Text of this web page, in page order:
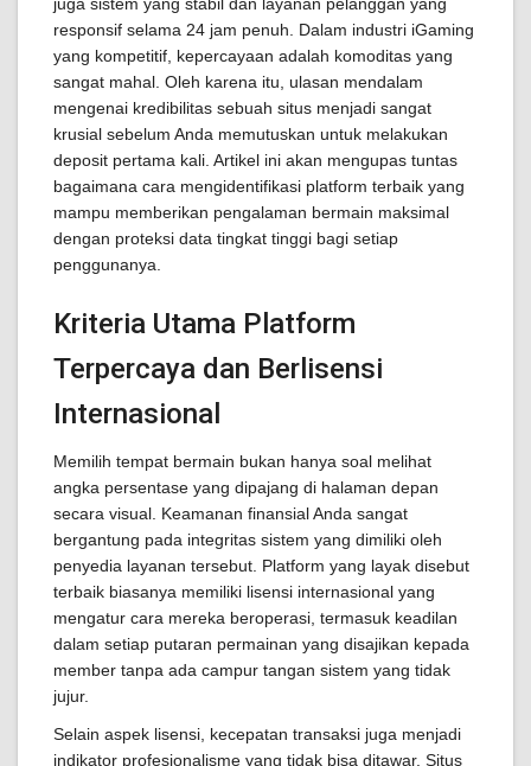
responsif selama 24 jam penuh. Dalam industri iGaming
yang kompetitif, kepercayaan adalah komoditas yang
sangat mahal. Oleh karena itu, ulasan mendalam
mengenai kredibilitas sebuah situs menjadi sangat
krusial sebelum Anda memutuskan untuk melakukan
deposit pertama kali. Artikel ini akan mengupas tuntas
bagaimana cara mengidentifikasi platform terbaik yang
mampu memberikan pengalaman bermain maksimal
dengan proteksi data tingkat tinggi bagi setiap
penggunanya.
Kriteria Utama Platform
Terpercaya dan Berlisensi
Internasional
Memilih tempat bermain bukan hanya soal melihat
angka persentase yang dipajang di halaman depan
secara visual. Keamanan finansial Anda sangat
bergantung pada integritas sistem yang dimiliki oleh
penyedia layanan tersebut. Platform yang layak disebut
terbaik biasanya memiliki lisensi internasional yang
mengatur cara mereka beroperasi, termasuk keadilan
dalam setiap putaran permainan yang disajikan kepada
member tanpa ada campur tangan sistem yang tidak
jujur.
Selain aspek lisensi, kecepatan transaksi juga menjadi
indikator profesionalisme yang tidak bisa ditawar. Situs